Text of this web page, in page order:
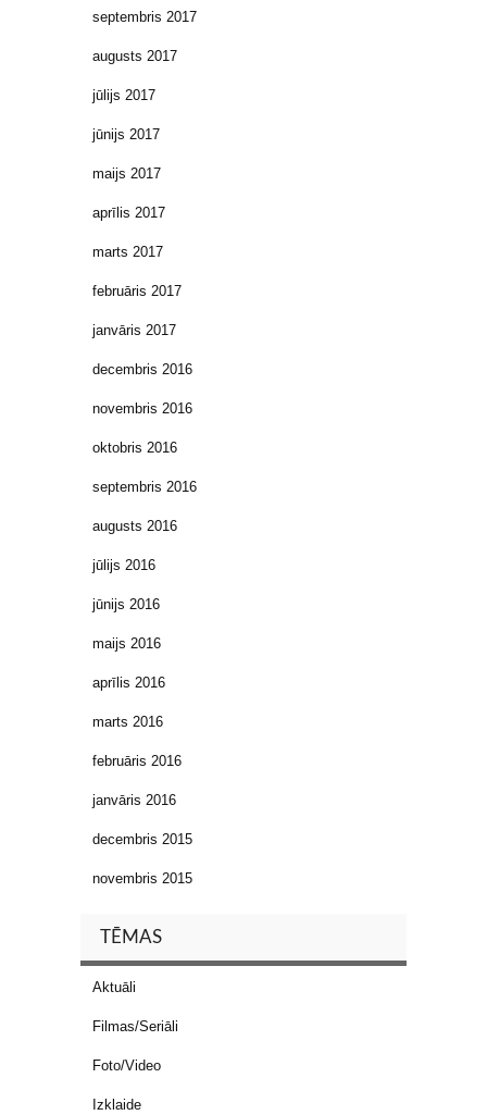
septembris 2017
augusts 2017
jūlijs 2017
jūnijs 2017
maijs 2017
aprīlis 2017
marts 2017
februāris 2017
janvāris 2017
decembris 2016
novembris 2016
oktobris 2016
septembris 2016
augusts 2016
jūlijs 2016
jūnijs 2016
maijs 2016
aprīlis 2016
marts 2016
februāris 2016
janvāris 2016
decembris 2015
novembris 2015
TĒMAS
Aktuāli
Filmas/Seriāli
Foto/Video
Izklaide